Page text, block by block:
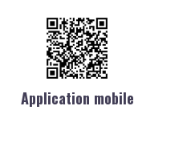
Application mobile